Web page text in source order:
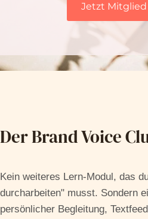
Jetzt
Der Brand Voice
Kein weiteres Lern-Modul, das
durcharbeiten" musst. Sondern
persönlicher Begleitung,